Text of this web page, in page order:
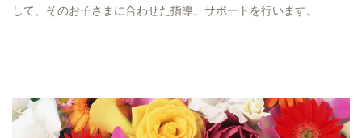
して、そのお子さまに合わせた指導、サポートを行います。